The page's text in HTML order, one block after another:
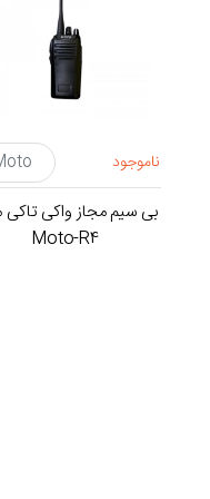
ناموجود
بی سیم مجاز واکی تاکی
Moto-R4